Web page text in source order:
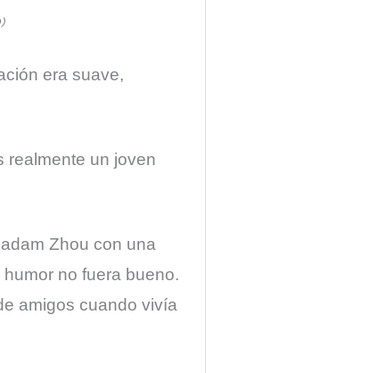
era suave,
realmente un joven
Zhou con una
no fuera bueno.
amigos cuando vivía